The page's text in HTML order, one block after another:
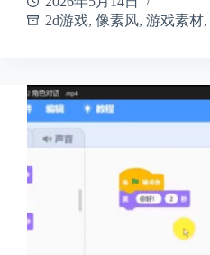
2d游戏, 像素风, 游戏素材,